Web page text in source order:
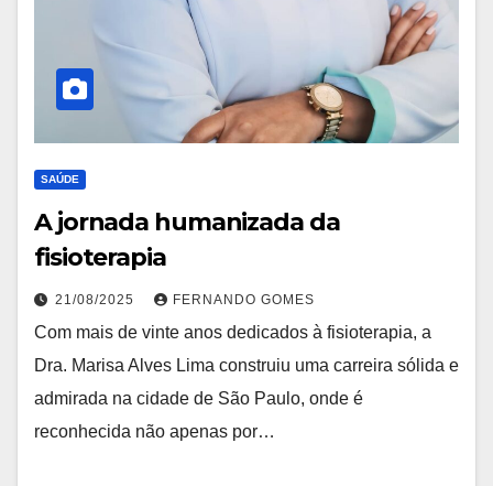
SAÚDE
A jornada humanizada da
fisioterapia
21/08/2025 FERNANDO GOMES
Com mais de vinte anos dedicados à fisioterapia, a
Dra. Marisa Alves Lima construiu uma carreira sólida e
admirada na cidade de São Paulo, onde é
reconhecida não apenas por…